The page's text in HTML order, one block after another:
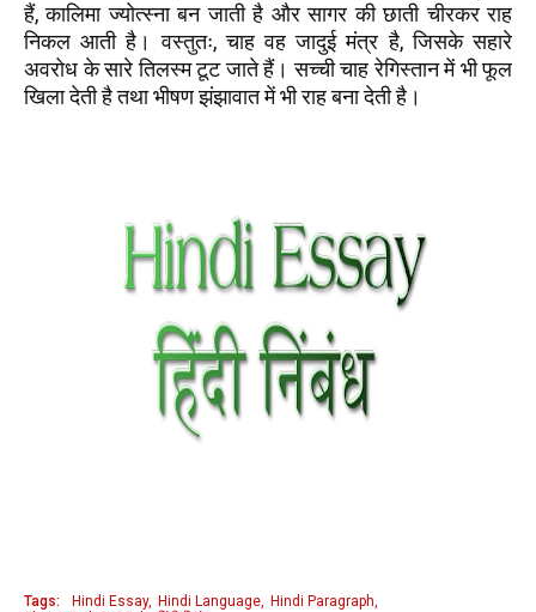
हैं, कालिमा ज्योत्स्ना बन जाती है और सागर की छाती चीरकर राह
निकल आती है। वस्तुतः, चाह वह जादुई मंत्र है, जिसके सहारे
अवरोध के सारे तिलस्म टूट जाते हैं। सच्ची चाह रेगिस्तान में भी फूल
खिला देती है तथा भीषण झंझावात में भी राह बना देती है।
Tags: Hindi Essay Hindi Language
Hindi Paragraph